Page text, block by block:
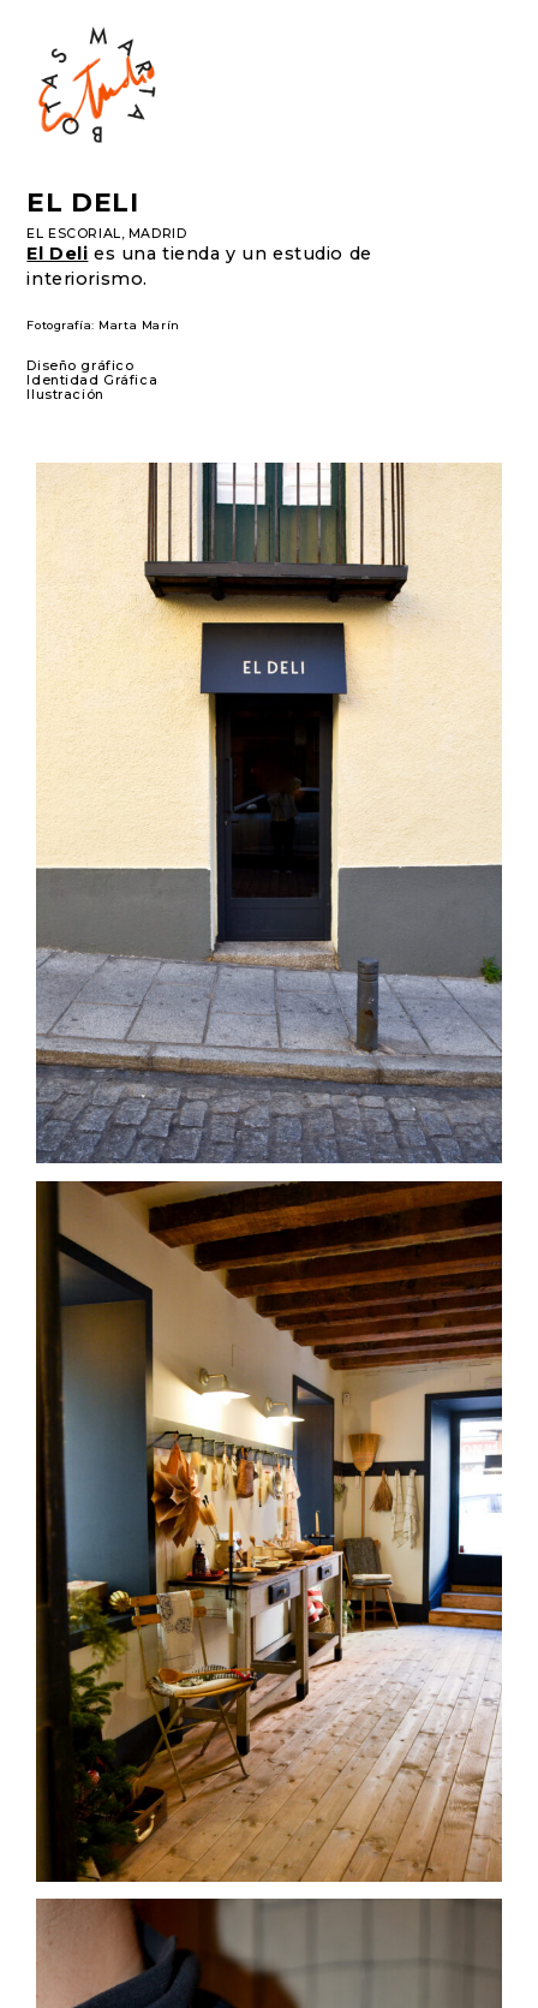
EL DELI
EL ESCORIAL, MADRID
El Deli es una tienda y un estudio de
interiorismo.
Fotografía: Marta Marín
Diseño gráfico
Identidad Gráfica
Ilustración